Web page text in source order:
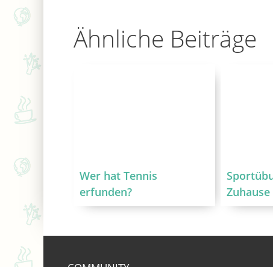
Ähnliche Beiträge
Wer hat Tennis
erfunden?
Zuhause